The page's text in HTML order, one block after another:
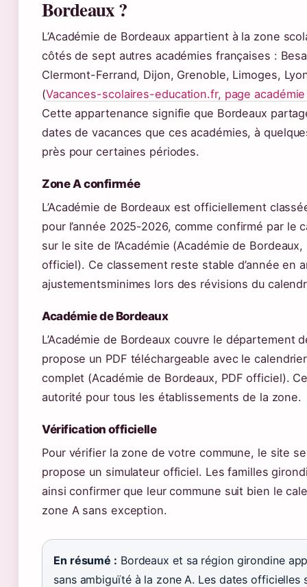
Bordeaux ?
L’Académie de Bordeaux appartient à la zone
côtés de sept autres académies françaises :
Clermont-Ferrand, Dijon, Grenoble, Limoges,
(Vacances-scolaires-education.fr, page
Cette appartenance signifie que Bordeaux
dates de vacances que ces académies, à
près pour certaines périodes.
Zone A confirmée
L’Académie de Bordeaux est officiellement
pour l’année 2025-2026, comme confirmé par le
sur le site de l’Académie (Académie de
officiel). Ce classement reste stable d’année en
ajustementsminimes lors des révisions du
Académie de Bordeaux
L’Académie de Bordeaux couvre le département
propose un PDF téléchargeable avec le
complet (Académie de Bordeaux, PDF officiel).
autorité pour tous les établissements de la zone.
Vérification officielle
Pour vérifier la zone de votre commune, le site
propose un simulateur officiel. Les familles
ainsi confirmer que leur commune suit bien le
zone A sans exception.
En résumé : Bordeaux et sa région girondine
sans ambiguïté à la zone A. Les dates officielles